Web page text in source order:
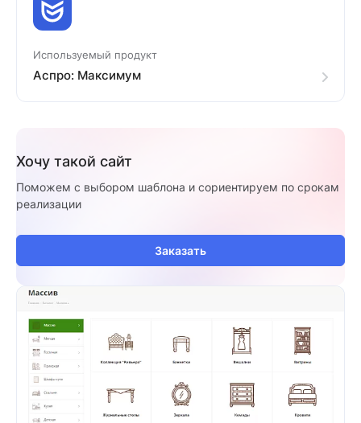
Используемый продукт
Аспро: Максимум
Хочу такой сайт
Поможем с выбором шаблона и сориентируем по срокам
реализации
Заказать